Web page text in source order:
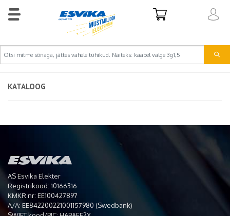
KATALOOG
AS Esvika Elekter
Registrikood: 10166316
KMKR nr: EE100427897
A/A: EE842200221001157980 (Swedbank)